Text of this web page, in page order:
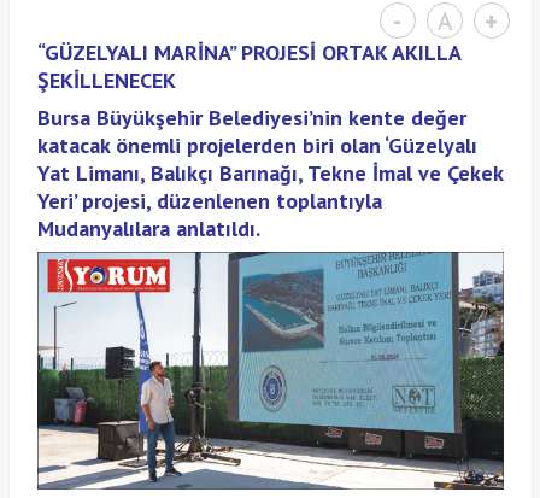
- A +
“GÜZELYALI MARİNA” PROJESİ ORTAK AKILLA
ŞEKİLLENECEK
Bursa Büyükşehir Belediyesi’nin kente değer
katacak önemli projelerden biri olan ‘Güzelyalı
Yat Limanı, Balıkçı Barınağı, Tekne İmal ve Çekek
Yeri’ projesi, düzenlenen toplantıyla
Mudanyalılara anlatıldı.